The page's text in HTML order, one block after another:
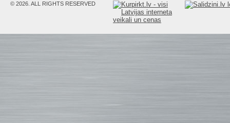
© 2026. ALL RIGHTS RESERVED